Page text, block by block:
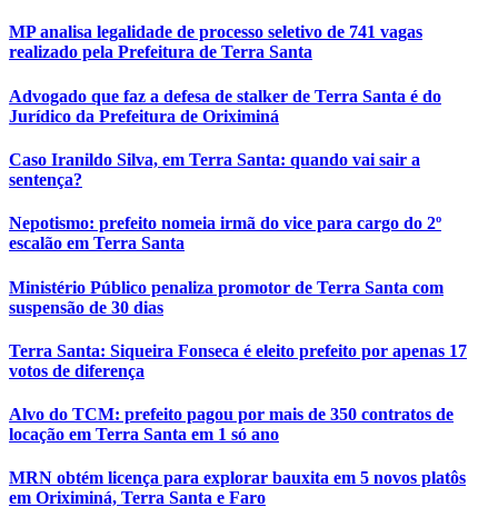
MP analisa legalidade de processo seletivo de 741 vagas
realizado pela Prefeitura de Terra Santa
Advogado que faz a defesa de stalker de Terra Santa é do
Jurídico da Prefeitura de Oriximiná
Caso Iranildo Silva, em Terra Santa: quando vai sair a
sentença?
Nepotismo: prefeito nomeia irmã do vice para cargo do 2º
escalão em Terra Santa
Ministério Público penaliza promotor de Terra Santa com
suspensão de 30 dias
Terra Santa: Siqueira Fonseca é eleito prefeito por apenas 17
votos de diferença
Alvo do TCM: prefeito pagou por mais de 350 contratos de
locação em Terra Santa em 1 só ano
MRN obtém licença para explorar bauxita em 5 novos platôs
em Oriximiná, Terra Santa e Faro